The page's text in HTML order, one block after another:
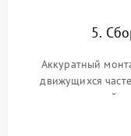
5.
Аккуратный
движущихся
силиконовой
декальцинации и